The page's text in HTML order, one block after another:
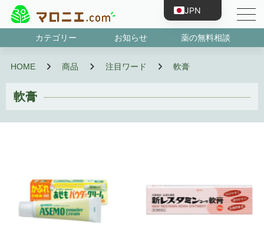
カテゴリー
お知らせ 薬の無料相談
HOME 商品 注目ワード 軟膏
軟膏
JPN
ENG
CHN
TWN
FRA
PRT